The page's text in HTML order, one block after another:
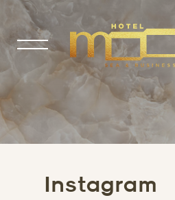
Instagram